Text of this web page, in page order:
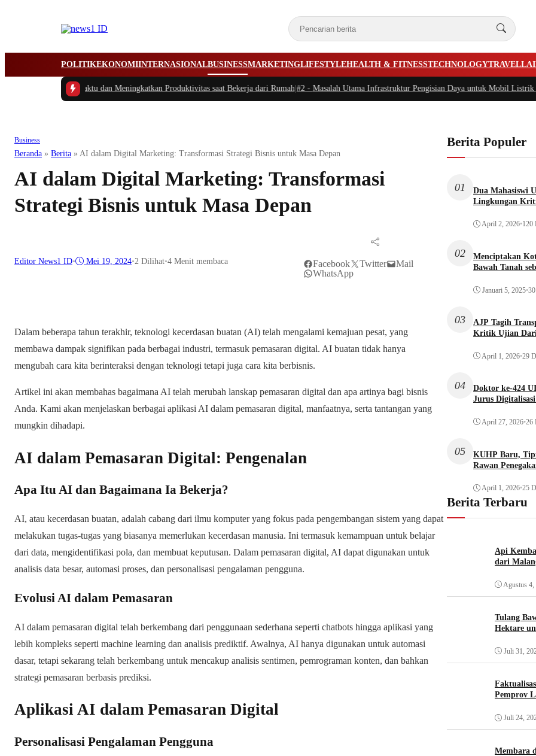
POLITIKEKONOMIINTERNASIONALBUSINESSMARKETINGLIFESTYLEHEALTH & FITNESSTECHNOLOGYTRAVEL
Mengatur Waktu dan Meningkatkan Produktivitas saat Bekerja dari Rumah|#2 -Masalah Utama Infrastruktur Pengisian Daya untuk Mobil Listrik
Business
Beranda » Berita » AI dalam Digital Marketing: Transformasi Strategi Bisnis untuk Masa Depan
AI dalam Digital Marketing: Transformasi
Strategi Bisnis untuk Masa Depan
Editor News1 ID• Mei 19, 2024•2 Dilihat•4 Menit membaca Facebook Twitter
Mail
WhatsApp
Dalam beberapa tahun terakhir, teknologi kecerdasan buatan (AI) telah mengalami kemajuan pesat, yang
membawa dampak signifikan pada berbagai industri, termasuk pemasaran digital. AI buatan tidak hanya
mengubah cara kita berinteraksi dengan teknologi tetapi juga cara kita berbisnis.
Artikel ini akan membahas bagaimana AI telah merubah lanskap pemasaran digital dan apa artinya bagi bisnis
Anda. Kami akan menjelaskan berbagai aplikasi AI dalam pemasaran digital, manfaatnya, serta tantangan yang
mungkin dihadapi.
AI dalam Pemasaran Digital: Pengenalan
Apa Itu AI dan Bagaimana Ia Bekerja?
AI, atau kecerdasan buatan, adalah cabang dari ilmu komputer yang fokus pada pengembangan sistem yang dapat
melakukan tugas-tugas yang biasanya memerlukan kecerdasan manusia. Ini termasuk kemampuan untuk belajar
dari data, mengidentifikasi pola, dan membuat keputusan. Dalam pemasaran digital, AI dapat digunakan untuk
analisis data besar, automasi proses, dan personalisasi pengalaman pengguna.
Evolusi AI dalam Pemasaran
AI dalam pemasaran digital telah berkembang dari penggunaan sederhana seperti chatbots hingga aplikasi yang
lebih kompleks seperti machine learning dan analisis prediktif. Awalnya, AI hanya digunakan untuk automasi
dasar, tetapi sekarang telah berkembang untuk mencakup analisis sentimen, pemrograman konten, dan bahkan
strategi pemasaran berbasis prediksi.
Aplikasi AI dalam Pemasaran Digital
Personalisasi Pengalaman Pengguna
Berita Populer
01
Dua Mahasiswi
Lingkungan
April 2, 2026•120
02
Menciptakan
Bawah Tanah
Januari 5, 2025•
03
AJP Tagih
Kritik Ujian
April 1, 2026•29
04
Doktor ke-424
Jurus
April 27, 2026•26
05
KUHP Baru,
Rawan
April 1, 2026•25
Berita Terbaru
Api
dari
Agustus 4,
Tulang
Hektare
Juli 31,
Pemprov
Juli 24,
Membara